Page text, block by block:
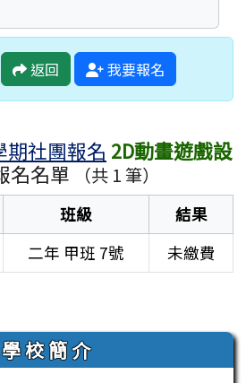
返回 我要報名
期社團報名 2D動畫遊戲設
名名單 （共 1 筆）
班級
結果
二年 甲班 7號 未繳費
學 校 簡 介